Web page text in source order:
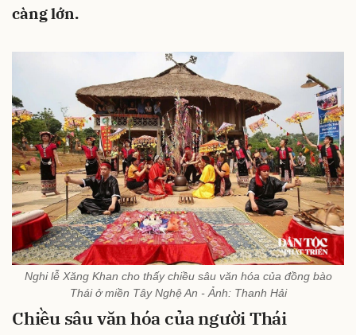
càng lớn.
Nghi lễ Xăng Khan cho thấy chiều sâu văn hóa của đồng bào
Thái ở miền Tây Nghệ An - Ảnh: Thanh Hải
Chiều sâu văn hóa của người Thái